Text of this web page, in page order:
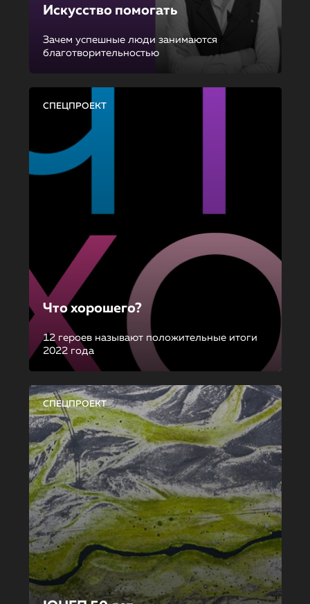
Искусство помогать
Зачем успешные люди занимаются
благотворительностью
СПЕЦПРОЕКТ
Что хорошего?
12 героев называют положительные итоги
2022 года
СПЕЦПРОЕКТ